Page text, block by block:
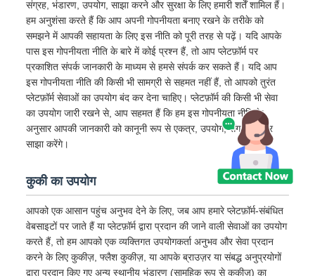
संग्रह, भंडारण, उपयोग, साझा करने और सुरक्षा के लिए हमारी शर्तें शामिल हैं।
हम अनुशंसा करते हैं कि आप अपनी गोपनीयता बनाए रखने के तरीके को
समझने में आपकी सहायता के लिए इस नीति को पूरी तरह से पढ़ें। यदि आपके
पास इस गोपनीयता नीति के बारे में कोई प्रश्न हैं, तो आप प्लेटफ़ॉर्म पर
प्रकाशित संपर्क जानकारी के माध्यम से हमसे संपर्क कर सकते हैं। यदि आप
इस गोपनीयता नीति की किसी भी सामग्री से सहमत नहीं हैं, तो आपको तुरंत
प्लेटफ़ॉर्म सेवाओं का उपयोग बंद कर देना चाहिए। प्लेटफ़ॉर्म की किसी भी सेवा
का उपयोग जारी रखने से, आप सहमत हैं कि हम इस गोपनीयता नीति के
अनुसार आपकी जानकारी को कानूनी रूप से एकत्र, उपयोग, संग्रहीत और
साझा करेंगे।
कुकी का उपयोग
आपको एक आसान पहुंच अनुभव देने के लिए, जब आप हमारे प्लेटफ़ॉर्म-संबंधित
वेबसाइटों पर जाते हैं या प्लेटफ़ॉर्म द्वारा प्रदान की जाने वाली सेवाओं का उपयोग
करते हैं, तो हम आपको एक व्यक्तिगत उपयोगकर्ता अनुभव और सेवा प्रदान
करने के लिए कुकीज़, फ्लैश कुकीज़, या आपके ब्राउज़र या संबद्ध अनुप्रयोगों
द्वारा प्रदान किए गए अन्य स्थानीय भंडारण (सामूहिक रूप से कुकीज़) का